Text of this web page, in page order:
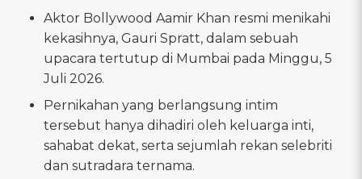
Aktor Bollywood Aamir Khan resmi menikahi
kekasihnya, Gauri Spratt, dalam sebuah
upacara tertutup di Mumbai pada Minggu, 5
Juli 2026.
Pernikahan yang berlangsung intim
tersebut hanya dihadiri oleh keluarga inti,
sahabat dekat, serta sejumlah rekan selebriti
dan sutradara ternama.